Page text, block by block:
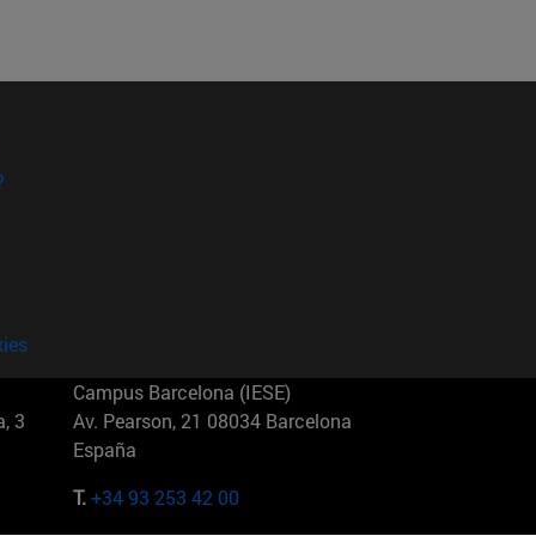
3
Campus Barcelona (IESE)
Av. Pearson, 21 08034 Barcelona
España
T.+34 93 253 42 00